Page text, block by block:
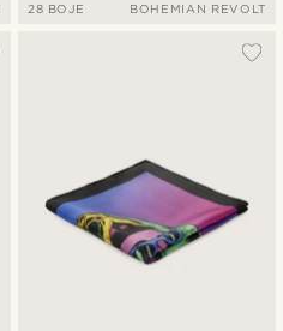
28 BOJE BOHEMIAN REVOLT